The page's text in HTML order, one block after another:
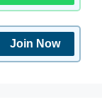
Join Now